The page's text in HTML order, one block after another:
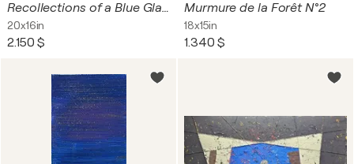
Recollections of a Blue Glass Vase
20x16in
2.150 $
Murmure de la Forêt N°2
18x15in
1.340 $